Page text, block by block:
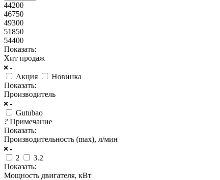
44200
46750
49300
51850
54400
Показать:
Хит продаж
Акция
Новинка
Показать:
Производитель
Gutubao
? Примечание
Показать:
Производительность (max), л/мин
2
3.2
Показать:
Мощность двигателя, кВт